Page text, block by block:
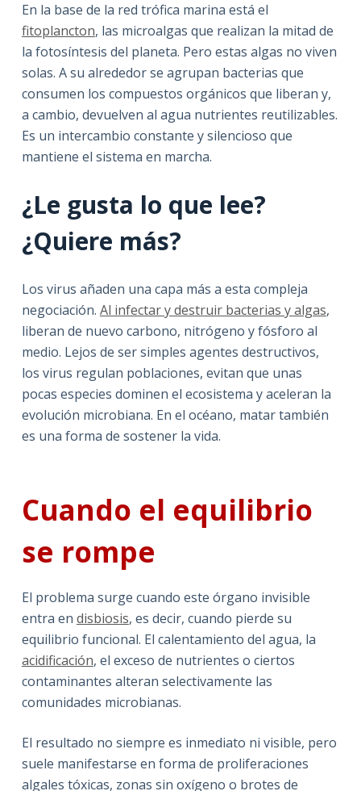
En la base de la red trófica marina está el
fitoplancton, las microalgas que realizan la mitad de
la fotosíntesis del planeta. Pero estas algas no viven
solas. A su alrededor se agrupan bacterias que
consumen los compuestos orgánicos que liberan y,
a cambio, devuelven al agua nutrientes reutilizables.
Es un intercambio constante y silencioso que
mantiene el sistema en marcha.
¿Le gusta lo que lee?
¿Quiere más?
Los virus añaden una capa más a esta compleja
negociación. Al infectar y destruir bacterias y algas,
liberan de nuevo carbono, nitrógeno y fósforo al
medio. Lejos de ser simples agentes destructivos,
los virus regulan poblaciones, evitan que unas
pocas especies dominen el ecosistema y aceleran la
evolución microbiana. En el océano, matar también
es una forma de sostener la vida.
Cuando el equilibrio
se rompe
El problema surge cuando este órgano invisible
entra en disbiosis, es decir, cuando pierde su
equilibrio funcional. El calentamiento del agua, la
acidificación, el exceso de nutrientes o ciertos
contaminantes alteran selectivamente las
comunidades microbianas.
El resultado no siempre es inmediato ni visible, pero
suele manifestarse en forma de proliferaciones
algales tóxicas, zonas sin oxígeno o brotes de